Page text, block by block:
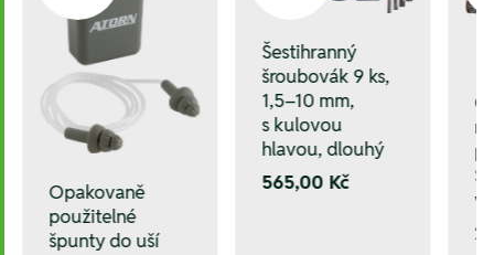
Opakovaně
použitelné
špunty do uší
Šestihranný
šroubovák 9 ks,
1,5–10 mm,
s kulovou
hlavou, dlouhý
565,00 Kč